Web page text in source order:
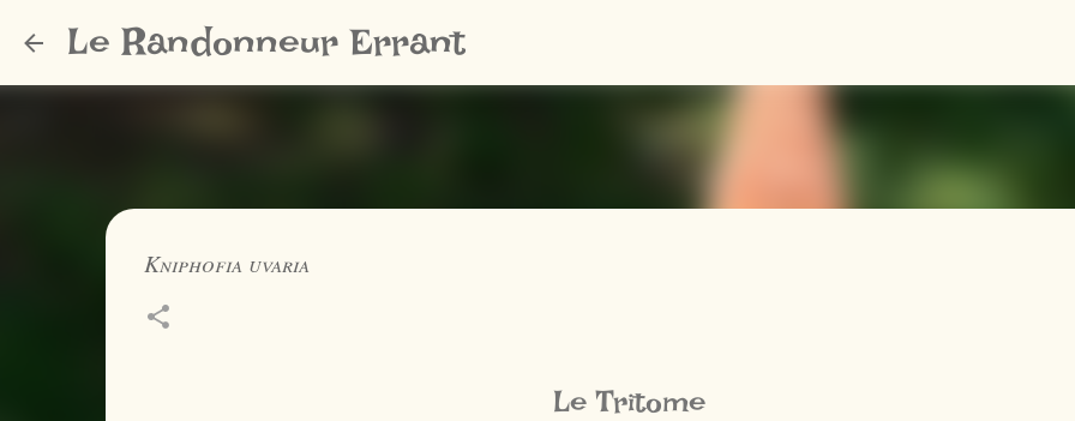
Le Randonneur Errant
Kniphofia uvaria
Le Tritome